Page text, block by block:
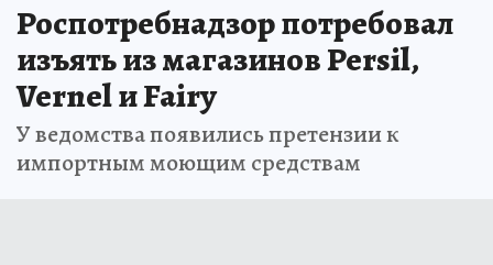
Роспотребнадзор потребовал
изъять из магазинов Persil,
Vernel и Fairy
У ведомства появились претензии к
импортным моющим средствам